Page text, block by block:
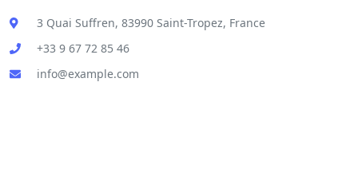
3 Quai Suffren, 83990 Saint-Tropez, France
+33 9 67 72 85 46
info@example.com